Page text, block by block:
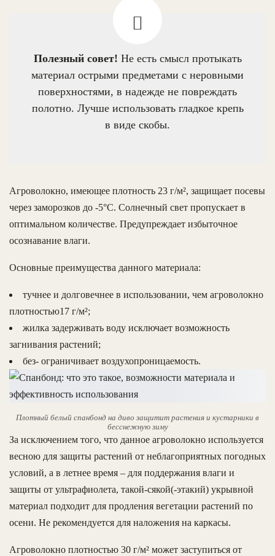
Полезный совет! Не есть смысл протыкать
материал острыми предметами с неровными
поверхностями, в надежде не повреждать
полотно. Лучше использовать гладкое крепь
в виде скобы.
Агроволокно, имеющее плотность 23 г/м², защищает посевы
через заморозков до -5°С. Солнечный свет пропускает в
оптимальном количестве. Предупреждает избыточное
осознавание влаги.
Основные преимущества данного материала:
тучнее и долговечнее в использовании, чем агроволокно
плотностью17 г/м²;
жилка задерживать воду исключает возможность
загнивания растений;
без- ограничивает воздухопроницаемость.
Плотный белый спанбонд на диво защитит растения и кустарники в
бесснежную зиму
За исключением того, что данное агроволокно используется
весною для защиты растений от неблагоприятных погодных
условий, а в летнее время – для поддержания влаги и
защиты от ультрафиолета, такой-сякой(-этакий) укрывной
материал подходит для продления вегетации растений по
осени. Не рекомендуется для наложения на каркасы.
Агроволокно плотностью 30 г/м² может заступиться от